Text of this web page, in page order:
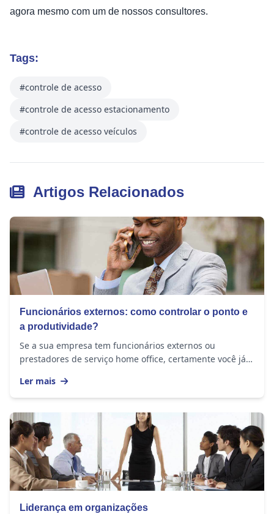
agora mesmo com um de nossos consultores.
Tags:
#controle de acesso
#controle de acesso estacionamento
#controle de acesso veículos
Artigos Relacionados
Funcionários externos: como controlar o ponto e
a produtividade?
Se a sua empresa tem funcionários externos ou
prestadores de serviço home office, certamente você já
Ler mais
Liderança em organizações